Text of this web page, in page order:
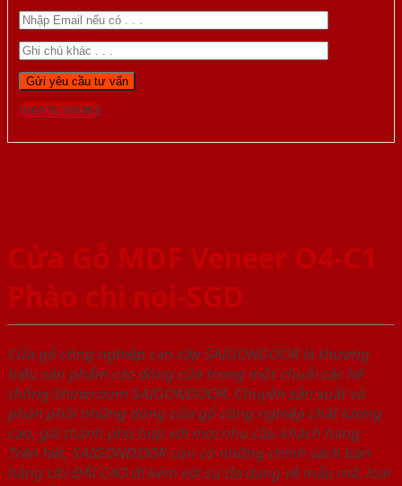
Gọi 0976.169.864
Cửa Gỗ MDF Veneer O4-C1
Phào chi noi-SGD
Cửa gỗ công nghiệp cao cấp SAIGONDOOR là thương
hiệu sản phẩm các dòng cửa trong một chuỗi các hệ
thống Showroom SAIGONDOOR. Chuyên sản xuất và
phân phối những dòng cửa gỗ công nghiệp chất lượng
cao, giá thành phù hợp với mọi nhu cầu khách hàng.
Trên hết, SAIGONDOOR còn có những chính sách bán
hàng ƯU ĐÃI CAO đi kèm với sự đa dạng về mẫu mã, loại